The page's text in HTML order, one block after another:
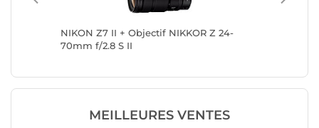
NIKON Z7 II + Objectif NIKKOR Z 24-
70mm f/2.8 S II
MEILLEURES VENTES